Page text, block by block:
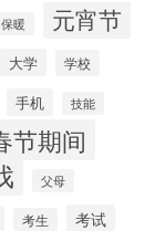
保暖 元宵节
大学 学校
手机 技能
节期间
父母
考生 考试